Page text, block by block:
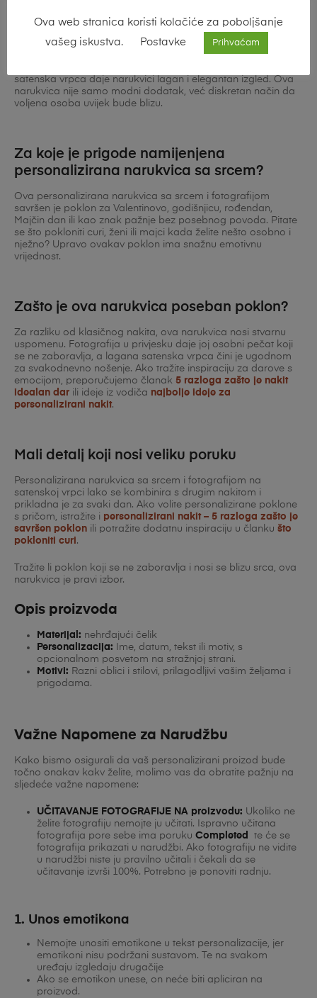
Personalizirana narukvica sa srcem i fotografijom na
satenskoj vrpci nježan je i emotivan komad nakita koji nosi
osobnu priču. Privjesak u obliku srca s fotografijom po
satenska vrpca daje narukvici lagan i elegantan izgled. Ova
narukvica nije samo modni dodatak, već diskretan način da
voljena osoba uvijek bude blizu.
Za koje je prigode namijenjena
personalizirana narukvica sa srcem?
Ova personalizirana narukvica sa srcem i fotografijom
savršen je poklon za Valentinovo, godišnjicu, rođendan,
Majčin dan ili kao znak pažnje bez posebnog povoda. Pitate
se što pokloniti curi, ženi ili majci kada želite nešto osobno i
nježno? Upravo ovakav poklon ima snažnu emotivnu
vrijednost.
Zašto je ova narukvica poseban poklon?
Za razliku od klasičnog nakita, ova narukvica nosi stvarnu
uspomenu. Fotografija u privjesku daje joj osobni pečat koji
se ne zaboravlja, a lagana satenska vrpca čini je ugodnom
za svakodnevno nošenje. Ako tražite inspiraciju za darove s
emocijom, preporučujemo članak 5 razloga zašto je nakit
idealan dar ili ideje iz vodiča najbolje ideje za
personalizirani nakit.
Mali detalj koji nosi veliku poruku
Personalizirana narukvica sa srcem i fotografijom na
satenskoj vrpci lako se kombinira s drugim nakitom i
prikladna je za svaki dan. Ako volite personalizirane poklone
s pričom, istražite i personalizirani nakit – 5 razloga zašto je
savršen poklon ili potražite dodatnu inspiraciju u članku što
pokloniti curi .
Tražite li poklon koji se ne zaboravlja i nosi se blizu srca, ova
narukvica je pravi izbor.
Opis proizvoda
Materijal: nehrđajući čelik
Personalizacija: Ime, datum, tekst ili motiv, s
opcionalnom posvetom na stražnjoj strani.
Motivi: Razni oblici i stilovi, prilagodljivi vašim željama i
prigodama.
Važne Napomene za Narudžbu
Kako bismo osigurali da vaš personalizirani proizod bude
točno onakav kakv želite, molimo vas da obratite pažnju na
sljedeće važne napomene:
UČITAVANJE FOTOGRAFIJE NA proizvodu: Ukoliko ne
želite fotografiju nemojte ju učitati. Ispravno učitana
fotografija pore sebe ima porukuCompleted
te će se
fotografija prikazati u narudžbi. Ako fotografiju ne vidite
u narudžbi niste ju pravilno učitali i čekali da se
učitavanje izvrši 100%. Potrebno je ponoviti radnju.
1. Unos emotikona
Nemojte unositi emotikone u tekst personalizacije, jer
emotikoni nisu podržani sustavom. Te na svakom
uređaju izgledaju drugačije
Ako se emotikon unese, on neće biti apliciran na
proizvod.
Ova web stranica koristi kolačiće za poboljšanje
vašeg iskustva.
Postavke Prihvaćam